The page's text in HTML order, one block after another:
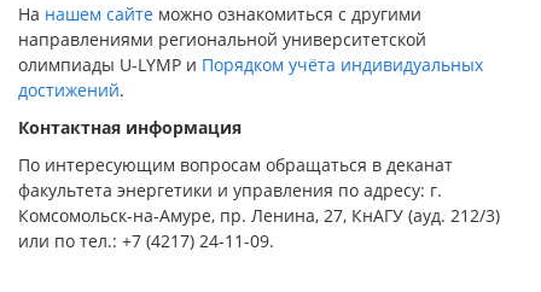
На нашем сайте можно ознакомиться с другими
направлениями региональной университетской
олимпиады U-LYMP и Порядком учёта индивидуальных
достижений.
Контактная информация
По интересующим вопросам обращаться в деканат
факультета энергетики и управления по адресу: г.
Комсомольск-на-Амуре, пр. Ленина, 27, КнАГУ (ауд. 212/3)
или по тел.: +7 (4217) 24-11-09.